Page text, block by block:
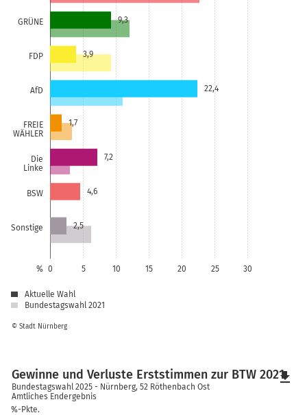
GRÜNE
FDP
AfD
FREIE
WÄHLER
Die
Linke
BSW
Sonstige
0 5 10 15 20 25 30
%
9,3
3,9
22,4
1,7
7,2
4,6
2,5
© Stadt Nürnberg
Aktuelle Wahl
Bundestagswahl 2021
%-Pkte.
Gewinne und Verluste Erststimmen zur BTW 2021
Bundestagswahl 2025 - Nürnberg, 52 Röthenbach Ost
Amtliches Endergebnis
file_download